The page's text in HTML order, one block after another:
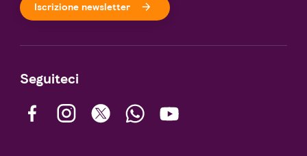
Iscrizione newsletter
Seguiteci